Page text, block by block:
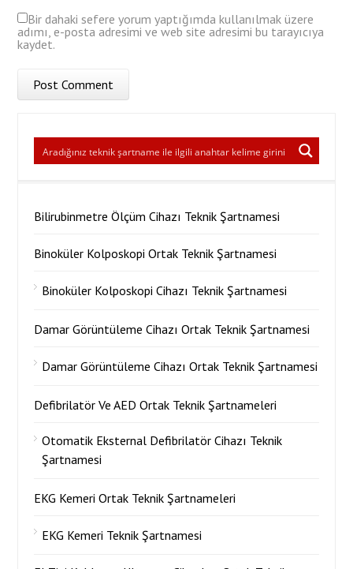
Bir dahaki sefere yorum yaptığımda kullanılmak üzere
adımı, e-posta adresimi ve web site adresimi bu tarayıcıya
kaydet.
Bilirubinmetre Ölçüm Cihazı Teknik Şartnamesi
Binoküler Kolposkopi Ortak Teknik Şartnamesi
Binoküler Kolposkopi Cihazı Teknik Şartnamesi
Damar Görüntüleme Cihazı Ortak Teknik Şartnamesi
Damar Görüntüleme Cihazı Ortak Teknik Şartnamesi
Defibrilatör Ve AED Ortak Teknik Şartnameleri
Otomatik Eksternal Defibrilatör Cihazı Teknik
Şartnamesi
EKG Kemeri Ortak Teknik Şartnameleri
EKG Kemeri Teknik Şartnamesi